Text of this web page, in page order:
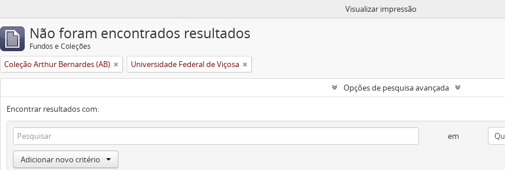
Visualizar impressão
Não foram encontrados resultados
Fundos e Coleções
Coleção Arthur Bernardes (AB) Universidade Federal de Viçosa
Opções de pesquisa avançada
Encontrar resultados com:
em
Adicionar novo critério